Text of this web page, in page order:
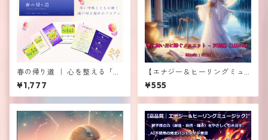
春の帰り道 ｜ 心を整える「音
のお守り」
¥1,777
【エナジー＆ヒーリングミュ
ージック】≪華に舞い月に捧
ぐメヌエット - 天秤座（LIBR
A）≫
¥555